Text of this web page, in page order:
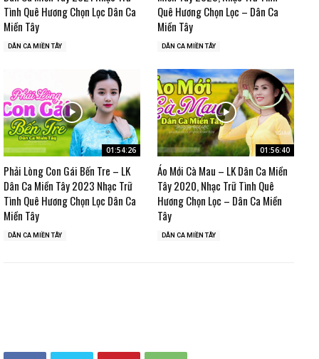
Tình Quê Hương Chọn Lọc Dân Ca
Miền Tây
DÂN CA MIỀN TÂY
Quê Hương Chọn Lọc – Dân Ca
Miền Tây
DÂN CA MIỀN TÂY
01:54:26
Phải Lòng Con Gái Bến Tre – LK
Dân Ca Miền Tây 2023 Nhạc Trữ
Tình Quê Hương Chọn Lọc Dân Ca
Miền Tây
DÂN CA MIỀN TÂY
01:56:40
Áo Mới Cà Mau – LK Dân Ca Miền
Tây 2020, Nhạc Trữ Tình Quê
Hương Chọn Lọc – Dân Ca Miền
Tây
DÂN CA MIỀN TÂY